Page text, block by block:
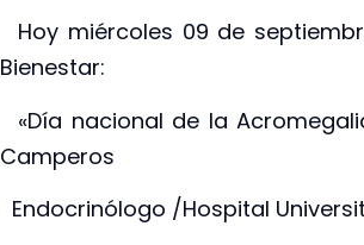
Hoy miércoles 09 de
Bienestar:
«Día nacional de la
Camperos
Endocrinólogo /Hospital